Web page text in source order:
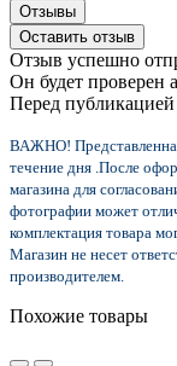
Отзывы
Оставить отзыв
Отзыв успешно
Он будет проверен
Перед
ВАЖНО!
течение дня .После
магазина для
фотографии может
комплектация товара
Магазин не несет
производителем.
Похожие товары